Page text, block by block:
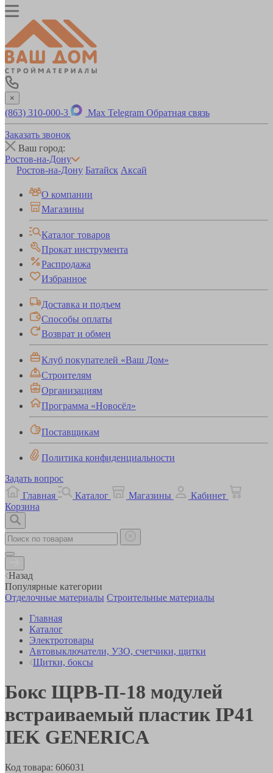
×
(863) 310-000-3 Max Telegram Обратная связь
Заказать звонок
Ваш город:
Ростов-на-Дону
Ростов-на-Дону Батайск Аксай
О компании
Магазины
Каталог товаров
Прокат инструмента
Распродажа
Избранное
Доставка и подъем
Способы оплаты
Возврат и обмен
Клуб покупателей «Ваш Дом»
Строителям
Организациям
Программа «Новосёл»
Поставщикам
Политика конфиденциальности
Задать вопрос
Главная
Каталог Магазины
Кабинет
Корзина
Назад
Популярные категории
Отделочные материалы Строительные материалы
Главная
Каталог
Электротовары
Автовыключатели, УЗО, счетчики, щитки
Щитки, боксы
Бокс ЩРВ-П-18 модулей
встраиваемый пластик IP41
IEK GENERICA
Код товара: 606031